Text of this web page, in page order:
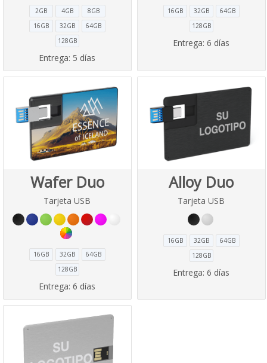
2GB 4GB
8GB
16GB
32GB
64GB
128GB
Entrega: 5 días
16GB 32GB
64GB
128GB
Entrega: 6 días
Wafer Duo
Tarjeta USB
16GB 32GB
64GB
128GB
Entrega: 6 días
Alloy Duo
Tarjeta USB
16GB 32GB
64GB
128GB
Entrega: 6 días